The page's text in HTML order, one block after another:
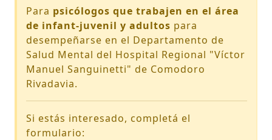
Para psicólogos que trabajen en el área
de infant-juvenil y adultos para
desempeñarse en el Departamento de
Salud Mental del Hospital Regional "Víctor
Manuel Sanguinetti" de Comodoro
Rivadavia.
Si estás interesado, completá el
formulario: